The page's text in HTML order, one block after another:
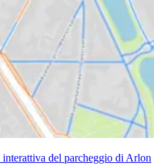
del parcheggio di Arlon